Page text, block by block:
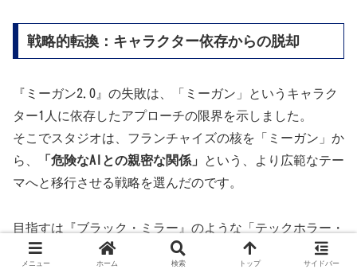
戦略的転換：キャラクター依存からの脱却
『ミーガン2.0』の失敗は、「ミーガン」というキャラク
ター1人に依存したアプローチの限界を示しました。
そこでスタジオは、フランチャイズの核を「ミーガン」か
ら、
「危険なAIとの親密な関係」
という、より広範なテー
マへと移行させる戦略を選んだのです。
目指すは『ブラック・ミラー』のような「テックホラー・
アンソロジー」。
メニュー ホーム 検索 トップ サイドバー